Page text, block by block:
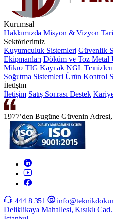
Kurumsal
Hakkımızda Misyon & Vizyon
Sektörlerimiz
Kuyumculuk Sistemleri Güvenlik
Ekipmanları Döküm ve Toz Metal
Mikro TIG Kaynak NGL
Soğutma Sistemleri Ürün Kontrol
İletişim
İletişim Satış Sonrası Destek
1977’den Bugüne Güvenin
444 8 351
Deliklikaya Mahallesi, Kısıklı